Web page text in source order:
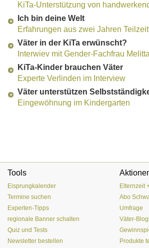
KiTa-Unterstützung von
Ich bin deine Welt
Erfahrungen aus zwei Jahren
Väter in der KiTa erwünscht?
Interwiev mit Gender-Fachfrau
KiTa-Kinder brauchen Väter
Experte Verlinden im Interview
Väter unterstützen
Eingewöhnung im Kindergarten
Tools
Eisprungkalender
Termine suchen
Experten-Tipps
regionale Banner schalten
Quiz und Tests
Newsletter bestellen
Elternzeit
Abo
Umfrage
Väter-
Produkte